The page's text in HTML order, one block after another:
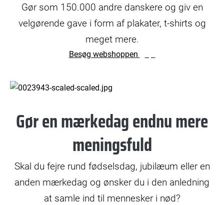
Gør som 150.000 andre danskere og giv en
velgørende gave i form af plakater, t-shirts og
meget mere.
Besøg webshoppen
Gør en mærkedag endnu mere
meningsfuld
Skal du fejre rund fødselsdag, jubilæum eller en
anden mærkedag og ønsker du i den anledning
at samle ind til mennesker i nød?